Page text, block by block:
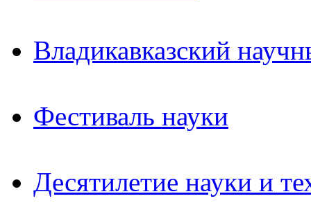
Владикавказский
Фестиваль науки
Десятилетие науки и